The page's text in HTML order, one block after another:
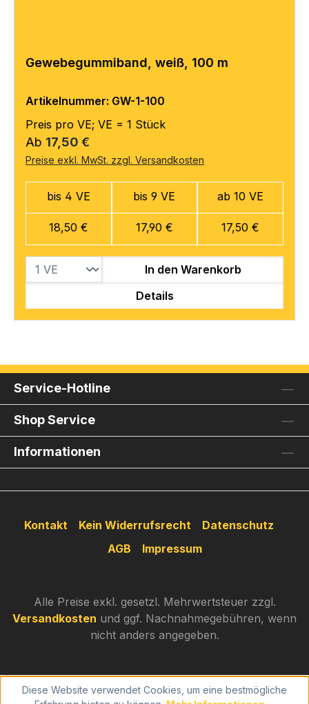
Gewebegummiband, weiß, 100 m
Artikelnummer: GW-1-100
Preis pro VE; VE = 1 Stück
Regulärer Preis:
Ab 17,50 €
Preise exkl. MwSt. zzgl. Versandkosten
bis 4 VE
18,50 €
bis 9 VE
17,90 €
ab 10 VE
17,50 €
In den Warenkorb
Details
Service-Hotline
Shop Service
Informationen
Kontakt Kein Widerrufsrecht
Datenschutz
AGB
Impressum
Alle Preise exkl. gesetzl. Mehrwertsteuer zzgl.
Versandkosten und ggf. Nachnahmegebühren, wenn
nicht anders angegeben.
Diese Website verwendet Cookies, um eine bestmögliche